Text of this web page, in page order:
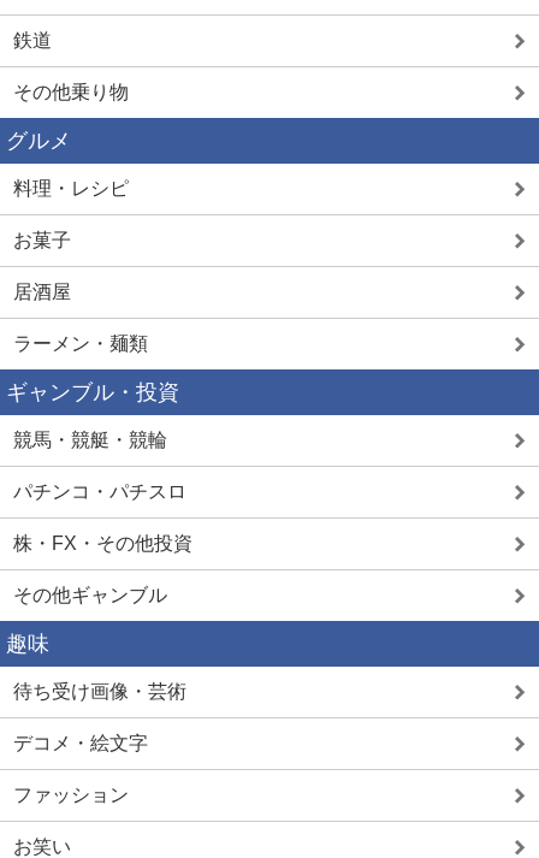
鉄道
その他乗り物
グルメ
料理・レシピ
お菓子
居酒屋
ラーメン・麺類
ギャンブル・投資
競馬・競艇・競輪
パチンコ・パチスロ
株・FX・その他投資
その他ギャンブル
趣味
待ち受け画像・芸術
デコメ・絵文字
ファッション
お笑い